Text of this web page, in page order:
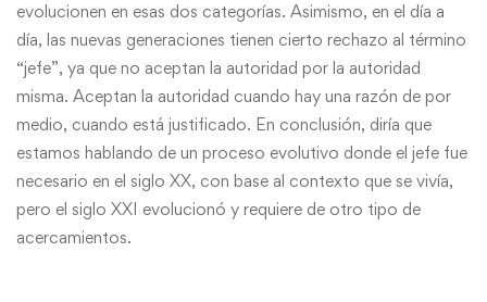
evolucionen en esas dos categorías. Asimismo, en el día a
día, las nuevas generaciones tienen cierto rechazo al término
“jefe”, ya que no aceptan la autoridad por la autoridad
misma. Aceptan la autoridad cuando hay una razón de por
medio, cuando está justificado. En conclusión, diría que
estamos hablando de un proceso evolutivo donde el jefe fue
necesario en el siglo XX, con base al contexto que se vivía,
pero el siglo XXI evolucionó y requiere de otro tipo de
acercamientos.